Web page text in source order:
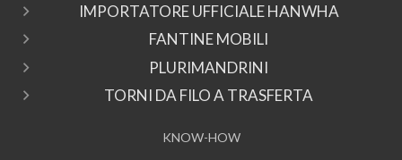
IMPORTATORE UFFICIALE HANWHA
FANTINE MOBILI
PLURIMANDRINI
TORNI DA FILO A TRASFERTA
KNOW-HOW